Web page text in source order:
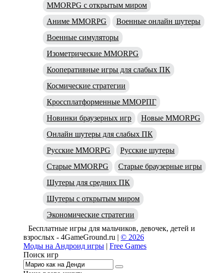
MMORPG с открытым миром
Аниме MMORPG
Военные онлайн шутеры
Военные симуляторы
Изометрические MMORPG
Кооперативные игры для слабых ПК
Космические стратегии
Кроссплатформенные ММОРПГ
Новинки браузерных игр
Новые MMORPG
Онлайн шутеры для слабых ПК
Русские MMORPG
Русские шутеры
Старые MMORPG
Старые браузерные игры
Шутеры для средних ПК
Шутеры с открытым миром
Экономические стратегии
Бесплатные игры для мальчиков, девочек, детей и
взрослых - 4GameGround.ru | © 2026
Моды на Андроид игры | Free Games
Поиск игр